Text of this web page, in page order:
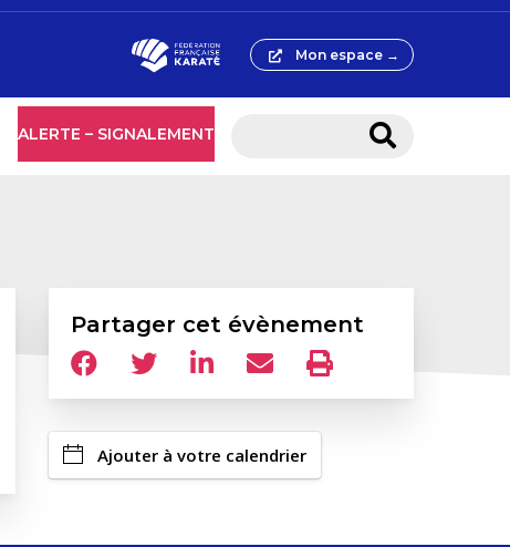
ALERTE – SIGNALEMENT
Mon espace →
Partager cet évènement
Ajouter à votre calendrier